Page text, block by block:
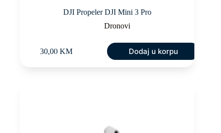
DJI Propeler DJI Mini 3 Pro
Dronovi
30,00 KM Dodaj u korpu